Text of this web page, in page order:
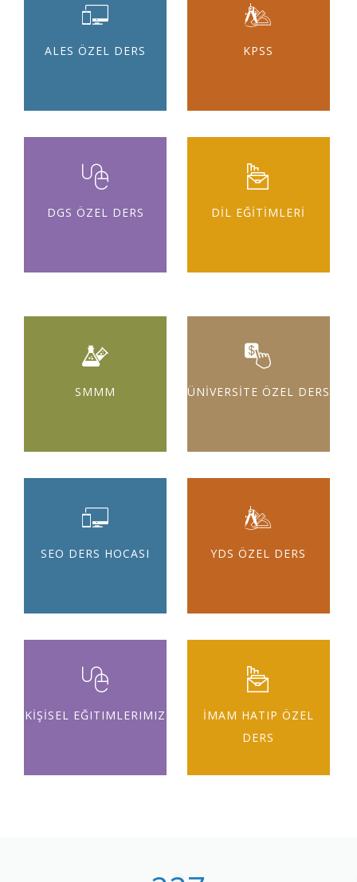
ALES ÖZEL DERS KPSS
DGS ÖZEL DERS DİL EĞİTİMLERİ
SMMM ÜNİVERSİTE ÖZEL DERS
SEO DERS HOCASI YDS ÖZEL DERS
KİŞİSEL EĞITIMLERIMIZ
İMAM HATIP ÖZEL
DERS